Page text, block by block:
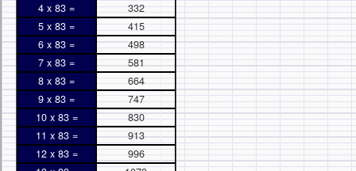
4 x 83 =
332
5 x 83 =
415
6 x 83 =
498
7 x 83 =
581
8 x 83 =
664
9 x 83 =
747
10 x 83 =
830
11 x 83 =
913
12 x 83 =
996